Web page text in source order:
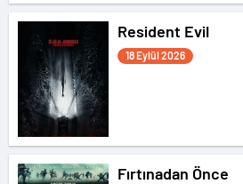
Resident Evil
18 Eylül 2026
Fırtınadan Önce